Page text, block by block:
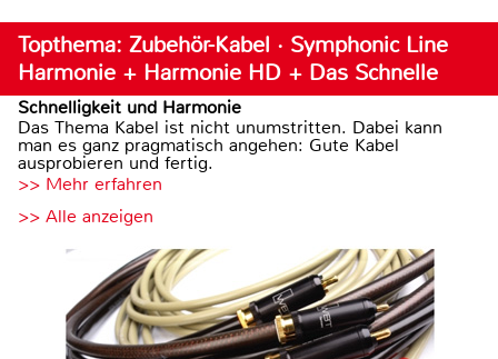
Topthema: Zubehör-Kabel · Symphonic Line
Harmonie + Harmonie HD + Das Schnelle
Schnelligkeit und Harmonie
Das Thema Kabel ist nicht unumstritten. Dabei kann
man es ganz pragmatisch angehen: Gute Kabel
ausprobieren und fertig.
>> Mehr erfahren
>> Alle anzeigen